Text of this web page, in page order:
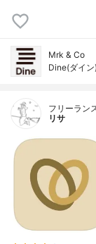
Mrk & Co
Dine(ダイン)
フリーラン
リサ